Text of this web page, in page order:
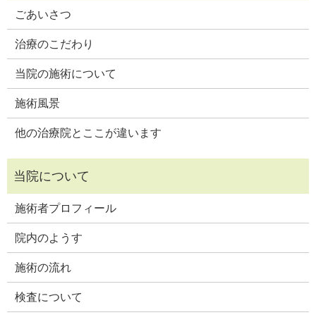
ごあいさつ
治療のこだわり
当院の施術について
施術風景
他の治療院とここが違います
施術者プロフィール
院内のようす
施術の流れ
検査について